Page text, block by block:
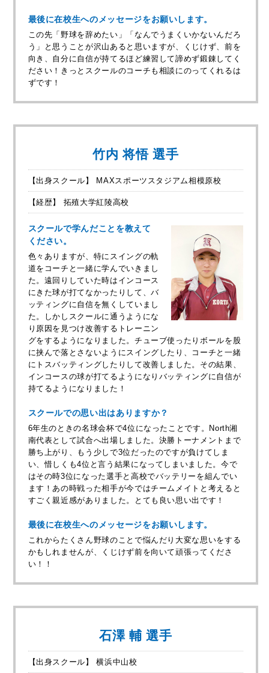
最後に在校生へのメッセージをお願いします。
この先「野球を辞めたい」「なんでうまくいかないんだろ
う」と思うことが沢山あると思いますが、くじけず、前を
向き、自分に自信が持てるほど練習して諦めず鍛錬してく
ださい！きっとスクールのコーチも相談にのってくれるは
ずです！
竹内 将悟 選手
【出身スクール】 MAXスポーツスタジアム相模原校
【経歴】 拓殖大学紅陵高校
スクールで学んだことを教えて
ください。
色々ありますが、特にスイングの軌
道をコーチと一緒に学んでいきまし
た。遠回りしていた時はインコース
にきた球が打てなかったりして、バ
ッティングに自信を無くしていまし
た。しかしスクールに通うようにな
り原因を見つけ改善するトレーニン
グをするようになりました。チューブ使ったりボールを股
に挟んで落とさないようにスイングしたり、コーチと一緒
にトスバッティングしたりして改善しました。その結果、
インコースの球が打てるようになりバッティングに自信が
持てるようになりました！
スクールでの思い出はありますか？
6年生のときの名球会杯で4位になったことです。North湘
南代表として試合へ出場しました。決勝トーナメントまで
勝ち上がり、もう少しで3位だったのですが負けてしま
い、惜しくも4位と言う結果になってしまいました。今で
はその時3位になった選手と高校でバッテリーを組んでい
ます！あの時戦った相手が今ではチームメイトと考えると
すごく親近感がありました。とても良い思い出です！
最後に在校生へのメッセージをお願いします。
これからたくさん野球のことで悩んだり大変な思いをする
かもしれませんが、くじけず前を向いて頑張ってくださ
い！！
石澤 輔 選手
【出身スクール】 横浜中山校